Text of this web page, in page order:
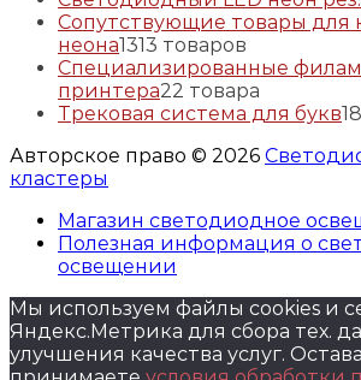
Сопутствующие товары для
неона1313 товаров
Специализированные
принтера22 товара
Трековая система для букв18
Авторское право © 2026
кластеры
Магазин светодиодное
Полезная информация о
освещении
Мы используем файлы cookies и
Яндекс.Метрика для сбора тех.
улучшения качества услуг.